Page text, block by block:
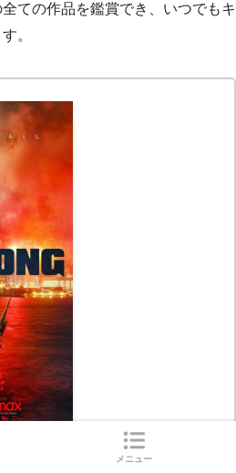
ての作品を鑑賞でき、いつでもキ
。
メニュー